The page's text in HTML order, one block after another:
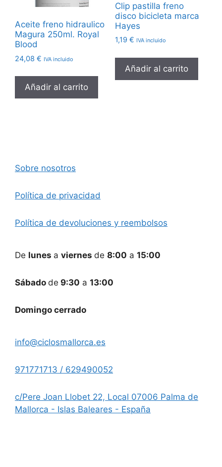
Aceite freno hidraulico
Magura 250ml. Royal
Blood
24,08 € IVA incluido
Añadir al carrito
Clip pastilla freno
disco bicicleta marca
Hayes
1,19 € IVA incluido
Añadir al carrito
Sobre nosotros
Política de privacidad
Política de devoluciones y reembolsos
De lunes a viernes de 8:00 a 15:00
Sábado de 9:30 a 13:00
Domingo cerrado
info@ciclosmallorca.es
971771713 / 629490052
c/Pere Joan Llobet 22, Local 07006 Palma de
Mallorca - Islas Baleares - España